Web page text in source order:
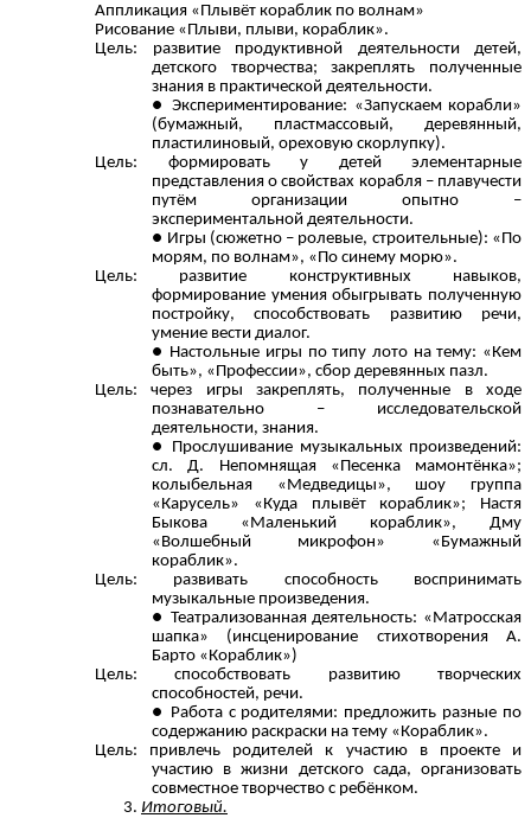
Аппликация «Плывёт кораблик по волнам»
Рисование «Плыви, плыви, кораблик».
Цель: развитие продуктивной деятельности детей,
детского творчества; закреплять полученные
знания в практической деятельности.
Экспериментирование: «Запускаем корабли»
(бумажный, пластмассовый, деревянный,
пластилиновый, ореховую скорлупку).
Цель: формировать у детей элементарные
представления о свойствах корабля – плавучести
путём организации опытно –
экспериментальной деятельности.
Игры (сюжетно – ролевые, строительные): «По
морям, по волнам», «По синему морю».
Цель: развитие конструктивных навыков,
формирование умения обыгрывать полученную
постройку, способствовать развитию речи,
умение вести диалог.
Настольные игры по типу лото на тему: «Кем
быть», «Профессии», сбор деревянных пазл.
Цель: через игры закреплять, полученные в ходе
познавательно – исследовательской
деятельности, знания.
Прослушивание музыкальных произведений:
сл. Д. Непомнящая «Песенка мамонтёнка»;
колыбельная «Медведицы», шоу группа
«Карусель» «Куда плывёт кораблик»; Настя
Быкова «Маленький кораблик», Дму
«Волшебный микрофон» «Бумажный
кораблик».
Цель: развивать способность воспринимать
музыкальные произведения.
Театрализованная деятельность: «Матросская
шапка» (инсценирование стихотворения А.
Барто «Кораблик»)
Цель: способствовать развитию творческих
способностей, речи.
Работа с родителями: предложить разные по
содержанию раскраски на тему «Кораблик».
Цель: привлечь родителей к участию в проекте и
участию в жизни детского сада, организовать
совместное творчество с ребёнком.
Итоговый.